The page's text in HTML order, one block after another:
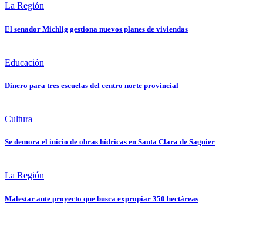
La Región
El senador Michlig gestiona nuevos planes de viviendas
Educación
Dinero para tres escuelas del centro norte provincial
Cultura
Se demora el inicio de obras hídricas en Santa Clara de Saguier
La Región
Malestar ante proyecto que busca expropiar 350 hectáreas